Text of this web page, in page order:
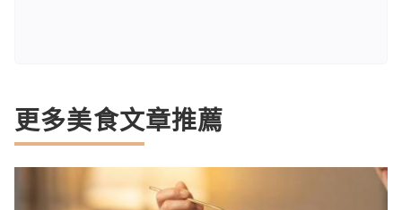
更多美食文章推薦